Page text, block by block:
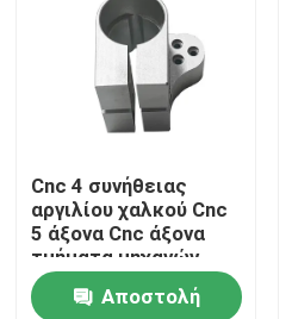
Σπίτι
Cnc 4 συνήθειας
αργιλίου χαλκού Cnc
5 άξονα Cnc άξονα
τμήματα μηχανών
Αποστολή